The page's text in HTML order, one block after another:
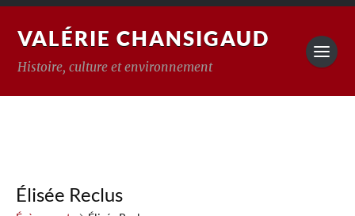
VALÉRIE CHANSIGAUD
Histoire, culture et environnement
Élisée Reclus